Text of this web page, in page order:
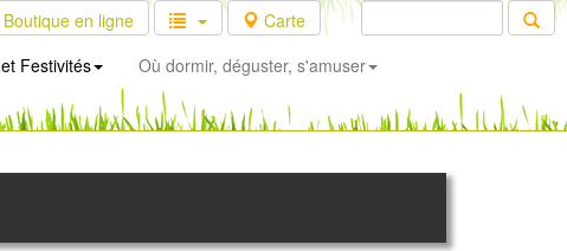
Boutique en ligne
Carte
et Festivités Où dormir, déguster, s'amuser